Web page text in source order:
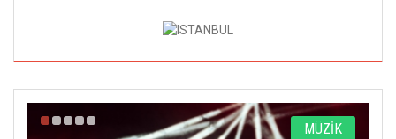
MÜZİK